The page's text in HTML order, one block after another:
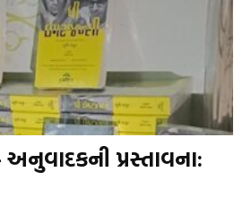
અનુવાદકની પ્રસ્તાવના: